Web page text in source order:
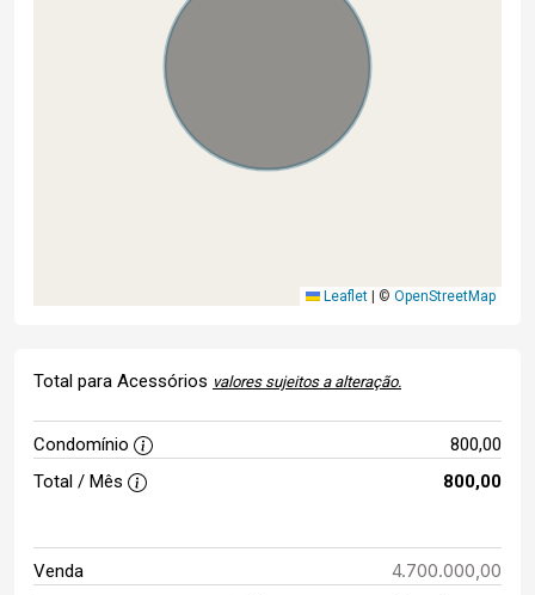
Leaflet © OpenStreetMap
Total para Acessórios valores sujeitos a alteração.
Condomínio
800,00
Total / Mês
800,00
Venda 4.700.000,00